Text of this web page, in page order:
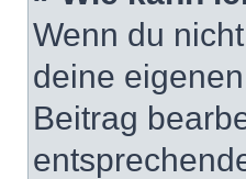
Wenn du
deine
Beitrag